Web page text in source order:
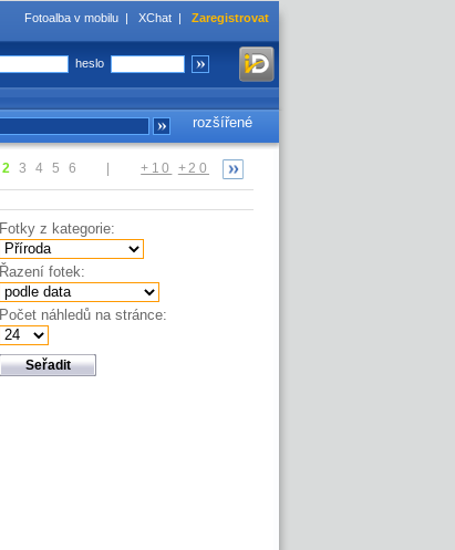
Fotoalba v mobilu | XChat | Zaregistrovat
heslo
rozšířené
2 3 4 5 6 +10 +20
Fotky z kategorie:
Řazení fotek:
Počet náhledů na stránce: